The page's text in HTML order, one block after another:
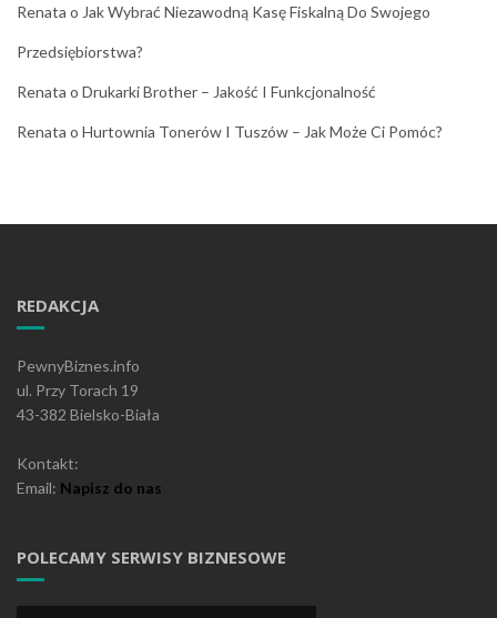
Renata o Jak Wybrać Niezawodną Kasę Fiskalną Do Swojego
Przedsiębiorstwa?
Renata o Drukarki Brother – Jakość I Funkcjonalność
Renata o Hurtownia Tonerów I Tuszów – Jak Może Ci Pomóc?
REDAKCJA
PewnyBiznes.info
ul. Przy Torach 19
43-382 Bielsko-Biała
Kontakt:
Email: Napisz do nas
POLECAMY SERWISY BIZNESOWE